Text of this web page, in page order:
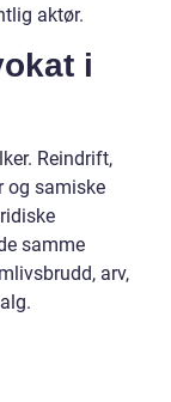
aktør.
i
Reindrift,
og samiske
samme
arv,